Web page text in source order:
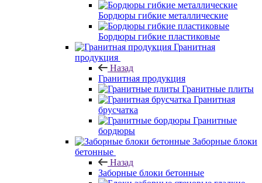
Бордюры гибкие металлические
Бордюры гибкие пластиковые
Гранитная
продукция
Назад
Гранитная продукция
Гранитные плиты
Гранитная
брусчатка
Гранитные
бордюры
Заборные блоки
бетонные
Назад
Заборные блоки бетонные